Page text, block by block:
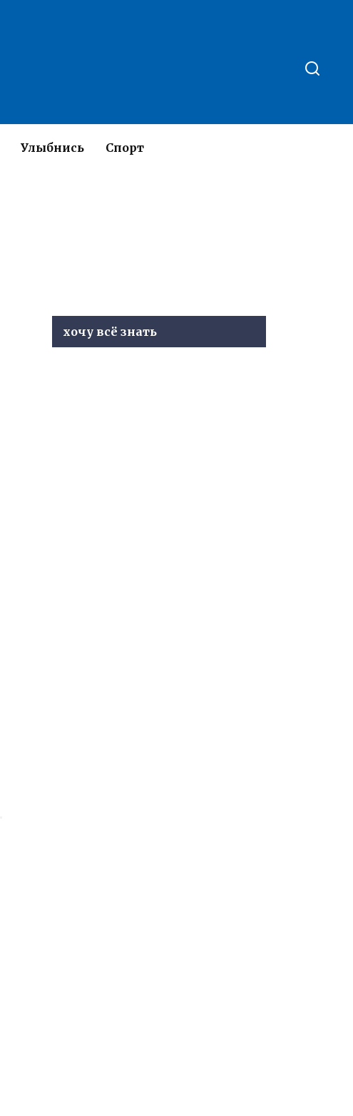
Улыбнись Спорт
хочу всё знать